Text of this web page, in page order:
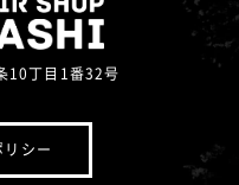
10丁目1番32号
シー